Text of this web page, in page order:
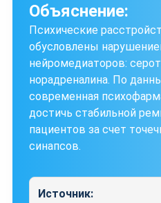
Объяснение:
Психические
обусловлены
нейромедиаторов:
норадреналина. По
современная
достичь стабильной
пациентов за счет
синапсов.
Источник: